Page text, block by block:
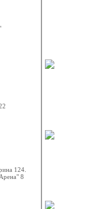
124.
8